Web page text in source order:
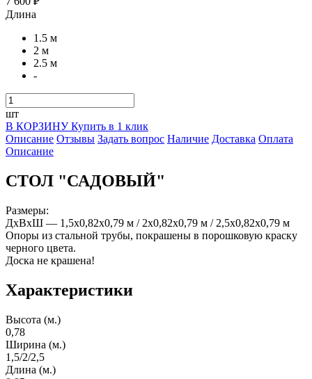
Длина
1.5 м
2 м
2.5 м
-
шт
В КОРЗИНУКупить в 1 клик
Описание Отзывы Задать вопрос Наличие Доставка Оплата
Описание
СТОЛ "САДОВЫЙ"
Размеры:
ДхВхШ — 1,5х0,82х0,79 м / 2х0,82х0,79 м / 2,5х0,82х0,79 м
Опоры из стальной трубы, покрашены в порошковую краску
черного цвета.
Доска не крашена!
Характеристики
Высота (м.)
0,78
Ширина (м.)
1,5/2/2,5
Длина (м.)